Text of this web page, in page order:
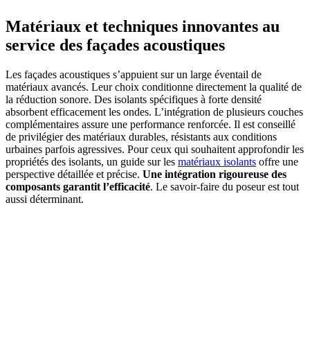
Matériaux et techniques innovantes au
service des façades acoustiques
Les façades acoustiques s’appuient sur un large éventail de
matériaux avancés. Leur choix conditionne directement la qualité de
la réduction sonore. Des isolants spécifiques à forte densité
absorbent efficacement les ondes. L’intégration de plusieurs couches
complémentaires assure une performance renforcée. Il est conseillé
de privilégier des matériaux durables, résistants aux conditions
urbaines parfois agressives. Pour ceux qui souhaitent approfondir les
propriétés des isolants, un guide sur les matériaux isolants offre une
perspective détaillée et précise. Une intégration rigoureuse des
composants garantit l’efficacité. Le savoir-faire du poseur est tout
aussi déterminant.